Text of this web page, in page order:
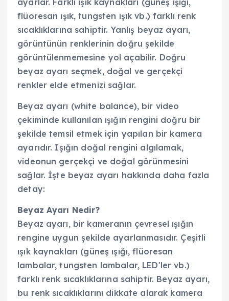
flüoresan ışık, tungsten ışık vb.) farklı renk
sıcaklıklarına sahiptir. Yanlış beyaz ayarı,
görüntünün renklerinin doğru şekilde
görüntülenmemesine yol açabilir. Doğru
beyaz ayarı seçmek, doğal ve gerçekçi
renkler elde etmenizi sağlar.
Beyaz ayarı (white balance), bir video
çekiminde kullanılan ışığın rengini doğru bir
şekilde temsil etmek için yapılan bir kamera
ayarıdır. Işığın doğal rengini algılamak,
videonun gerçekçi ve doğal görünmesini
sağlar. İşte beyaz ayarı hakkında daha fazla
detay:
Beyaz Ayarı Nedir?
Beyaz ayarı, bir kameranın çevresel ışığın
rengine uygun şekilde ayarlanmasıdır. Çeşitli
ışık kaynakları (güneş ışığı, flüoresan
lambalar, tungsten lambalar, LED'ler vb.)
farklı renk sıcaklıklarına sahiptir. Beyaz ayarı,
bu renk sıcaklıklarını dikkate alarak kamera